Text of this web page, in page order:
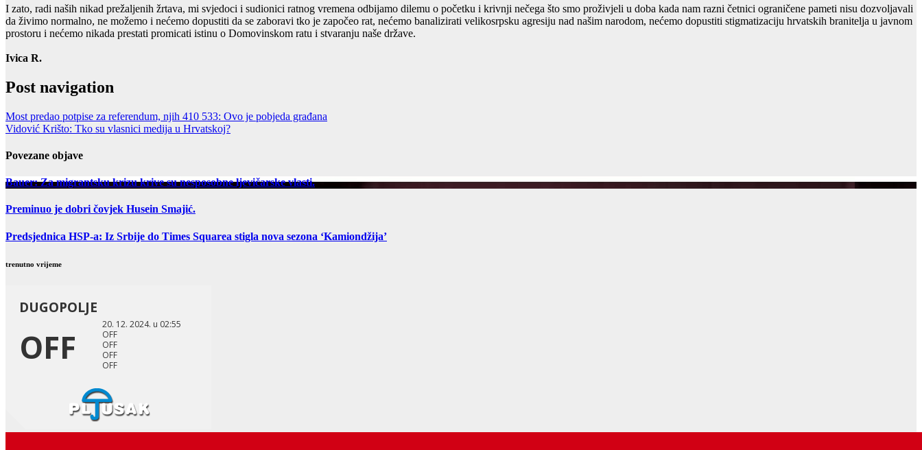
I zato, radi naših nikad prežaljenih žrtava, mi svjedoci i sudionici ratnog vremena odbijamo dilemu o početku i krivnji nečega što smo proživjeli u doba kada nam razni četnici ograničene pameti nisu dozvoljavali
da živimo normalno, ne možemo i nećemo dopustiti da se zaboravi tko je započeo rat, nećemo banalizirati velikosrpsku agresiju nad našim narodom, nećemo dopustiti stigmatizaciju hrvatskih branitelja u javnom
prostoru i nećemo nikada prestati promicati istinu o Domovinskom ratu i stvaranju naše države.
Ivica R.
Post navigation
Most predao potpise za referendum, njih 410 533: Ovo je pobjeda građana
Vidović Krišto: Tko su vlasnici medija u Hrvatskoj?
Povezane objave
Bauer: Za migrantsku krizu krive su nesposobne ljevičarske vlasti.
Preminuo je dobri čovjek Husein Smajić.
Predsjednica HSP-a: Iz Srbije do Times Squarea stigla nova sezona ‘Kamiondžija’
trenutno vrijeme